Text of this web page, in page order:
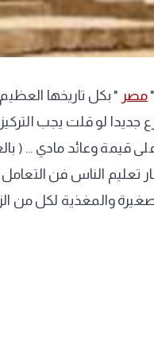
مصر " بكل تاريخها
جديدا لو قلت يجب
قيمة وعائد
تعليم الناس فن
والمغذية لكل من